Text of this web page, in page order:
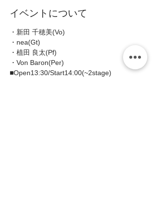
イベントについて
・新田 千穂美(Vo)
・nea(Gt)
・植田 良太(Pf)
・Von Baron(Per)
■Open13:30/Start14:00(~2stage)